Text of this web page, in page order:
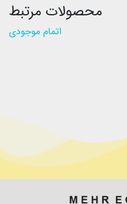
محصولات مرتبط
اتمام موجودی